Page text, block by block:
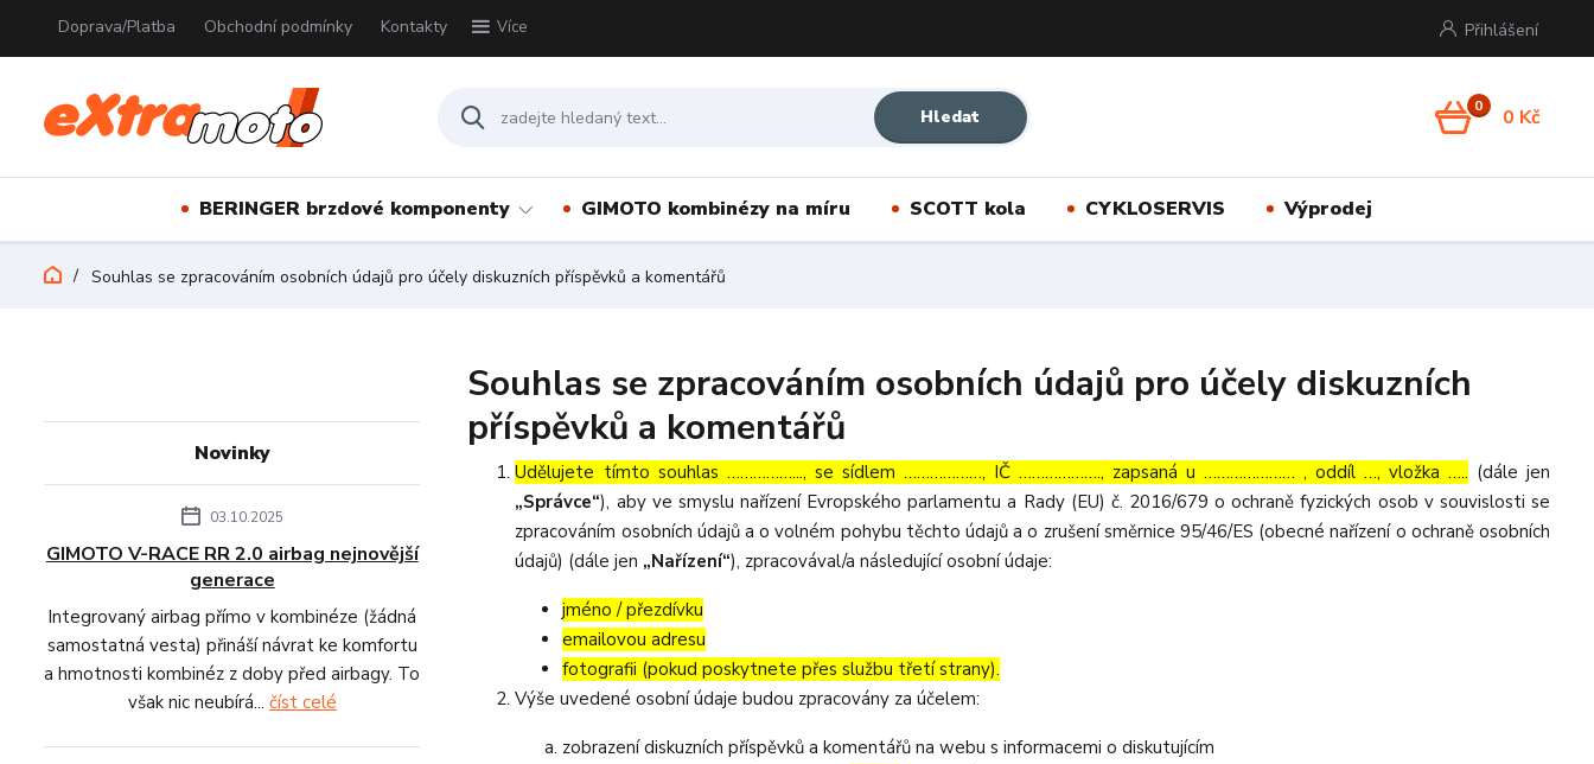
Doprava/Platba Obchodní podmínky Kontakty Více Přihlášení
Hledat 0 0 Kč
BERINGER brzdové komponenty GIMOTO kombinézy na míru SCOTT kola CYKLOSERVIS Výprodej
Souhlas se zpracováním osobních údajů pro účely diskuzních příspěvků a komentářů
Novinky
03.10.2025
GIMOTO V-RACE RR 2.0 airbag nejnovější
generace
Integrovaný airbag přímo v kombinéze (žádná
samostatná vesta) přináší návrat ke komfortu
a hmotnosti kombinéz z doby před airbagy. To
však nic neubírá... číst celé
Souhlas se zpracováním osobních údajů pro účely diskuzních
příspěvků a komentářů
Udělujete tímto souhlas ……………..., se sídlem ………………, IČ ………………., zapsaná u ………………… , oddíl …, vložka ….. (dále jen
„Správce“), aby ve smyslu nařízení Evropského parlamentu a Rady (EU) č. 2016/679 o ochraně fyzických osob v souvislosti se
zpracováním osobních údajů a o volném pohybu těchto údajů a o zrušení směrnice 95/46/ES (obecné nařízení o ochraně osobních
údajů) (dále jen „Nařízení“), zpracovával/a následující osobní údaje:
jméno / přezdívku
emailovou adresu
fotografii (pokud poskytnete přes službu třetí strany).
Výše uvedené osobní údaje budou zpracovány za účelem:
zobrazení diskuzních příspěvků a komentářů na webu s informacemi o diskutujícím